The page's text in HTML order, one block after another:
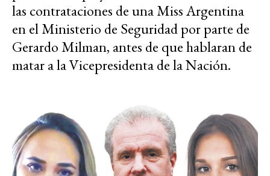
las contrataciones de una Miss Argentina
en el Ministerio de Seguridad por parte de
Gerardo Milman, antes de que hablaran de
matar a la Vicepresidenta de la Nación.